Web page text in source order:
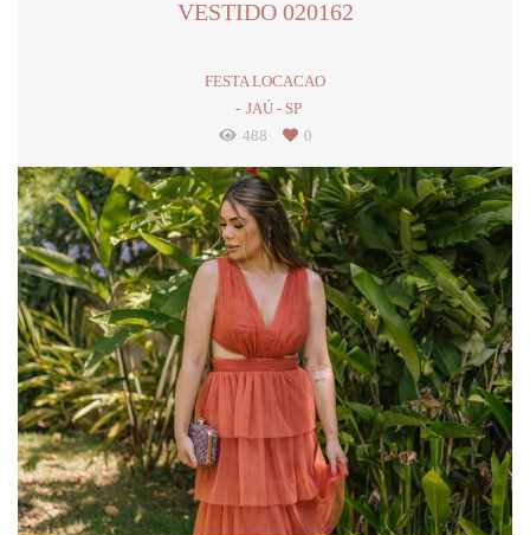
VESTIDO 020162
FESTA LOCACAO
JAÚ - SP
488
0